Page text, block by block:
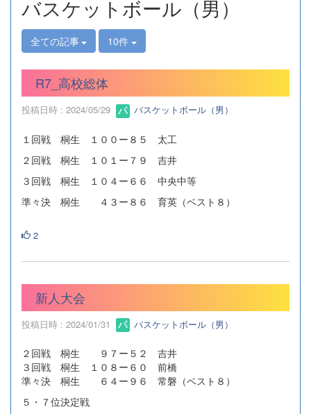
バスケットボール（男）
全ての記事 10件
R7_高校総体
投稿日時 : 2024/05/29 バスケットボール（男）
１回戦 桐生 １００ー８５ 太工
２回戦 桐生 １０１ー７９ 吉井
３回戦 桐生 １０４ー６６ 中央中等
準々決 桐生 ４３ー８６ 育英（ベスト８）
2
新人大会
投稿日時 : 2024/01/31 バスケットボール（男）
２回戦 桐生 ９７ー５２ 吉井
３回戦 桐生 １０８ー６０ 前橋
準々決 桐生 ６４ー９６ 常磐（ベスト８）
５・７位決定戦